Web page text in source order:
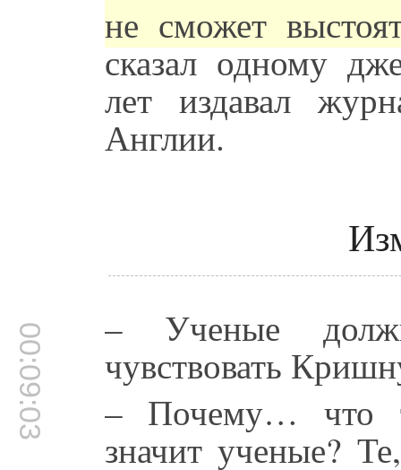
не сможет
сказал одному
лет издавал
Англии.
00:09:03 – Ученые
чувствовать
– Почему… что
значит ученые?